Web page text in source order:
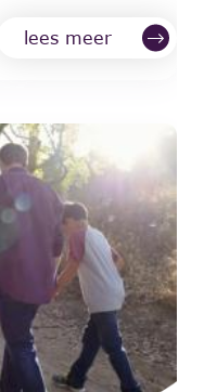
lees meer